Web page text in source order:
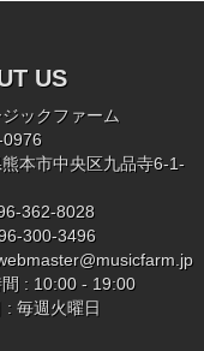
US
ジックファーム
0976
本市中央区九品寺6-1-
362-8028
300-3496
: 10:00 - 19:00
: 毎週火曜日